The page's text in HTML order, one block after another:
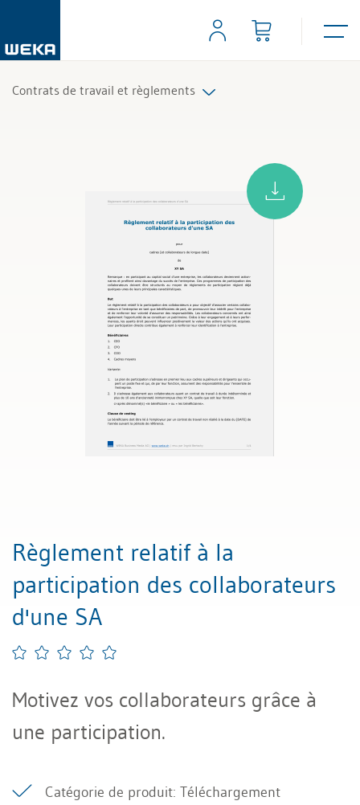
Contrats de travail et règlements
Règlement relatif à la
participation des collaborateurs
d'une SA
Motivez vos collaborateurs grâce à
une participation.
Catégorie de produit: Téléchargement